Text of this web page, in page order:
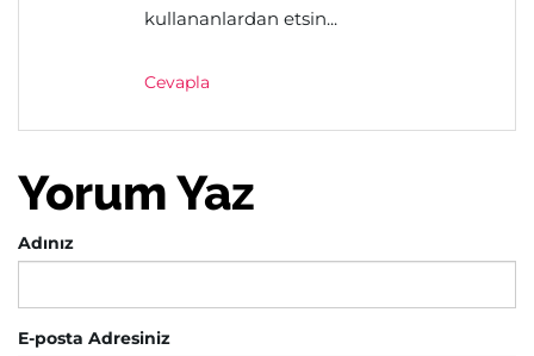
kullananlardan etsin...
Cevapla
Yorum Yaz
Adınız
E-posta Adresiniz